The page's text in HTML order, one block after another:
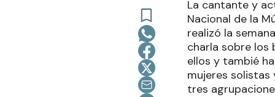
La cantante y
Nacional de la
realizó la
charla sobre los
ellos y tambié
mujeres solistas
tres